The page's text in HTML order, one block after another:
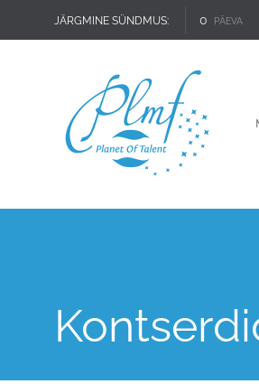
JÄRGMINE SÜNDMUS: 0 PÄEVA